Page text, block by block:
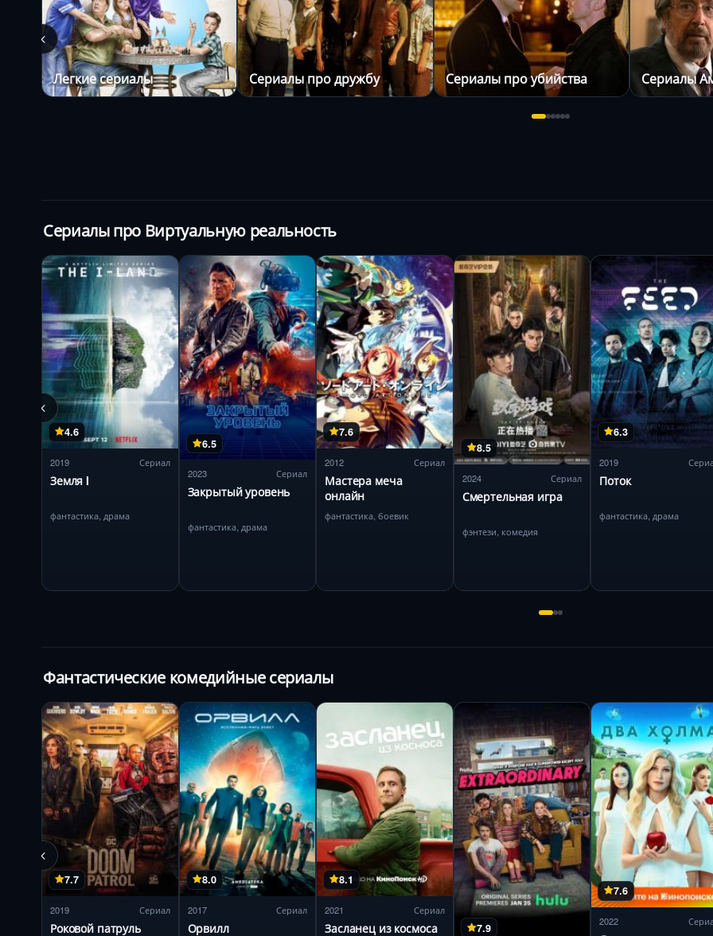
Легкие сериалы Сериалы про дружбу Сериалы про убийства Сериалы
Сериалы про Виртуальную реальность
4.6
2019 Сериал
Земля I
фантастика, драма
6.5
2023 Сериал
Закрытый уровень
фантастика, драма
7.6
2012 Сериал
Мастера меча
онлайн
фантастика, боевик
8.5
2024 Сериал
Смертельная игра
фэнтези, комедия
6.3
2019
Поток
фантастика, драма
Фантастические комедийные сериалы
7.7
2019 Сериал
Роковой патруль
8.0
2017 Сериал
Орвилл
8.1
2021 Сериал
Засланец из космоса 7.9
7.6
2022